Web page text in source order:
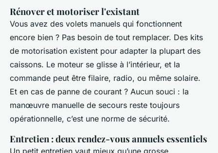
Rénover et motoriser l'existant
Vous avez des volets manuels qui fonctionnent
encore bien ? Pas besoin de tout remplacer. Des kits
de motorisation existent pour adapter la plupart des
caissons. Le moteur se glisse à l’intérieur, et la
commande peut être filaire, radio, ou même solaire.
Et en cas de panne de courant ? Aucun souci : la
manœuvre manuelle de secours reste toujours
opérationnelle, c’est une norme de sécurité.
Entretien : deux rendez-vous annuels essentiels